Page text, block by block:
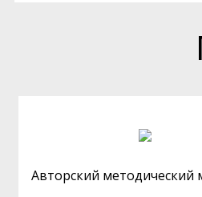
Авторский методический